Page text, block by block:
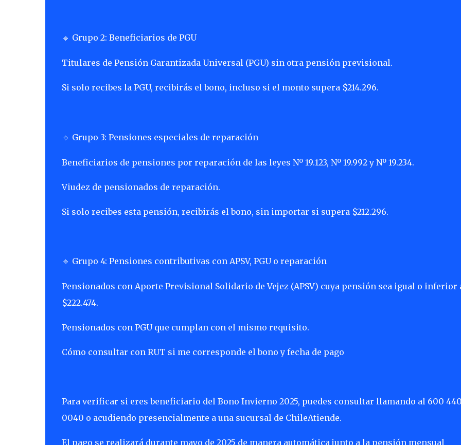
🔹 Grupo 2: Beneficiarios de PGU
Titulares de Pensión Garantizada Universal (PGU) sin otra pensión previsional.
Si solo recibes la PGU, recibirás el bono, incluso si el monto supera $214.296.
🔹 Grupo 3: Pensiones especiales de reparación
Beneficiarios de pensiones por reparación de las leyes Nº 19.123, Nº 19.992 y Nº 19.234.
Viudez de pensionados de reparación.
Si solo recibes esta pensión, recibirás el bono, sin importar si supera $212.296.
🔹 Grupo 4: Pensiones contributivas con APSV, PGU o reparación
Pensionados con Aporte Previsional Solidario de Vejez (APSV) cuya pensión sea igual o inferior
$222.474.
Pensionados con PGU que cumplan con el mismo requisito.
Cómo consultar con RUT si me corresponde el bono y fecha de pago
Para verificar si eres beneficiario del Bono Invierno 2025, puedes consultar llamando al 600 440
0040 o acudiendo presencialmente a una sucursal de ChileAtiende.
El pago se realizará durante mayo de 2025 de manera automática junto a la pensión mensual